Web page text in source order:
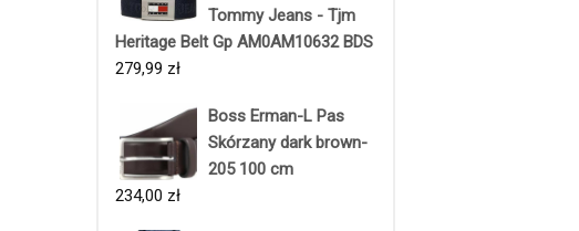
Tommy Jeans - Tjm
Heritage Belt Gp AM0AM10632 BDS
279,99 zł
Boss Erman-L Pas
Skórzany dark brown-
205 100 cm
234,00 zł